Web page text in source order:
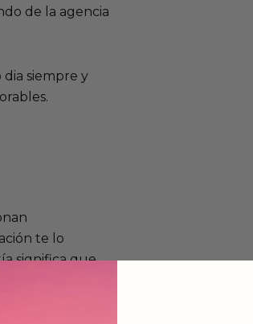
de la agencia
dia siempre y
te lo
significa que
durante